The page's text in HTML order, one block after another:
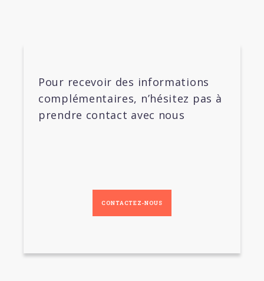
Pour recevoir des informations
complémentaires, n’hésitez pas à
prendre contact avec nous
CONTACTEZ-NOUS